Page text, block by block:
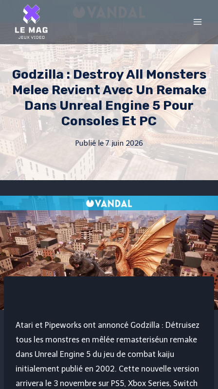
content
Godzilla : Destroy All Monsters
Melee Revient Avec Un Remake
Dans Unreal Engine 5 Pour
Consoles Et PC
Publié le 7 juin 2026
Atari et Pipeworks ont annoncé Godzilla : Détruisez
tous les monstres en mêlée remasteriséun remake
dans Unreal Engine 5 du jeu de combat kaiju
initialement publié en 2002. Cette nouvelle version
arrivera le 3 novembre sur PS5, Xbox Series, Switch